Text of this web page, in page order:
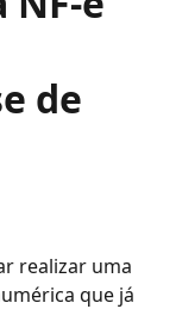
de
realizar uma
que já